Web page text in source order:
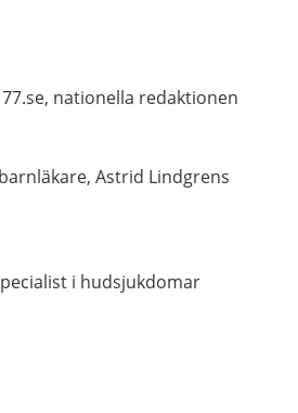
nationella redaktionen
barnläkare, Astrid Lindgrens
i hudsjukdomar